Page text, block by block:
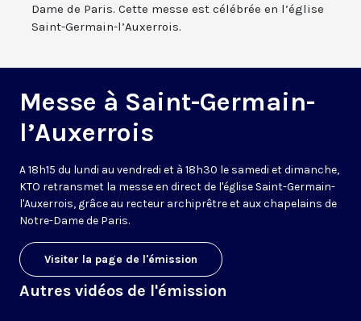
Dame de Paris. Cette messe est célébrée en l’église
Saint-Germain-l’Auxerrois.
Messe à Saint-Germain-
l’Auxerrois
A 18h15 du lundi au vendredi et à 18h30 le samedi et dimanche,
KTO retransmet la messe en direct de l'église Saint-Germain-
l'Auxerrois, grâce au recteur archiprêtre et aux chapelains de
Notre-Dame de Paris.
Visiter la page de l'émission
Autres vidéos de l'émission